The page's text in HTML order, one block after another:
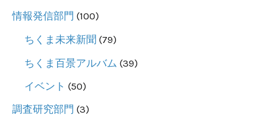
情報発信部門 (100)
ちくま未来新聞 (79)
ちくま百景アルバム (39)
イベント (50)
調査研究部門 (3)
を
民